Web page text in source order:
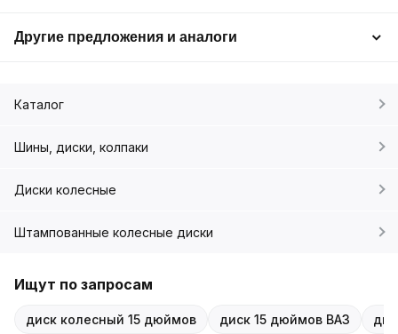
Другие предложения и аналоги
Каталог
Шины, диски, колпаки
Диски колесные
Штампованные колесные диски
Ищут по запросам
диск колесный 15 дюймов диск 15 дюймов ВАЗ